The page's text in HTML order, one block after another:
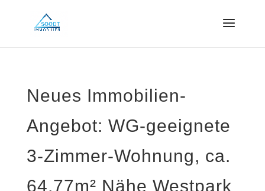
Neues Immobilien-
Angebot: WG-geeignete
3-Zimmer-Wohnung, ca.
64,77m² Nähe Westpark